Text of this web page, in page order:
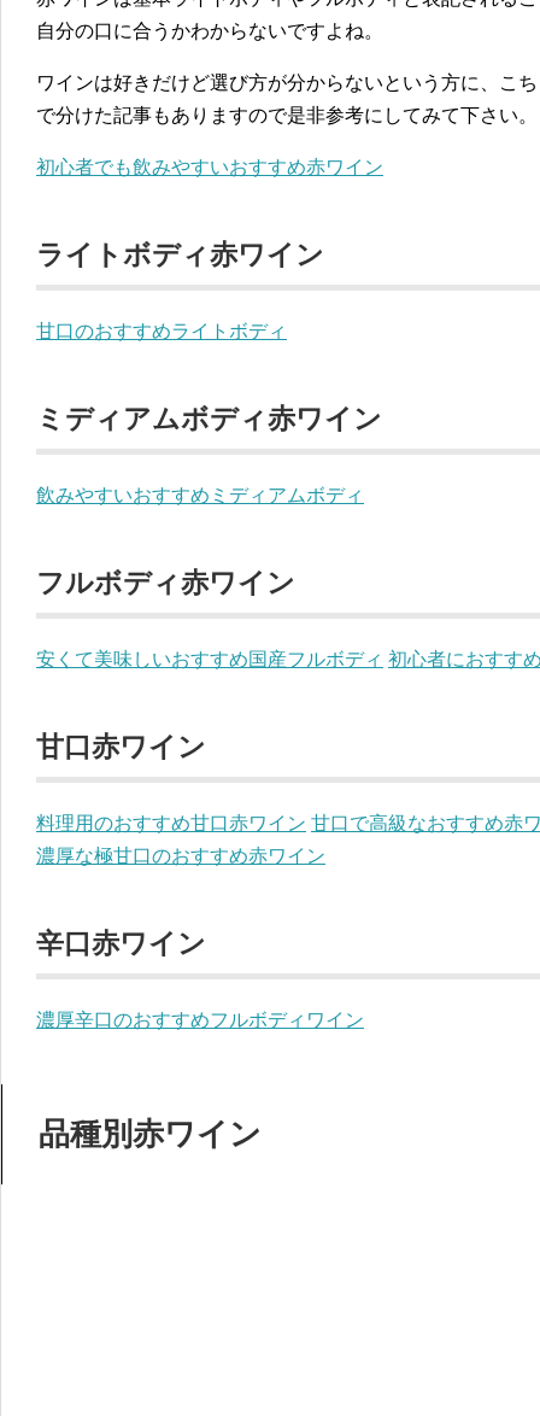
自分の口に合うかわからないですよね。
ワインは好きだけど選び方が分からないという方に、こ
で分けた記事もありますので是非参考にしてみて下さい。
初心者でも飲みやすいおすすめ赤ワイン
ライトボディ赤ワイン
甘口のおすすめライトボディ
ミディアムボディ赤ワイン
飲みやすいおすすめミディアムボディ
フルボディ赤ワイン
安くて美味しいおすすめ国産フルボディ 初心者におすす
甘口赤ワイン
料理用のおすすめ甘口赤ワイン 甘口で高級なおすすめ赤
濃厚な極甘口のおすすめ赤ワイン
辛口赤ワイン
濃厚辛口のおすすめフルボディワイン
品種別赤ワイン